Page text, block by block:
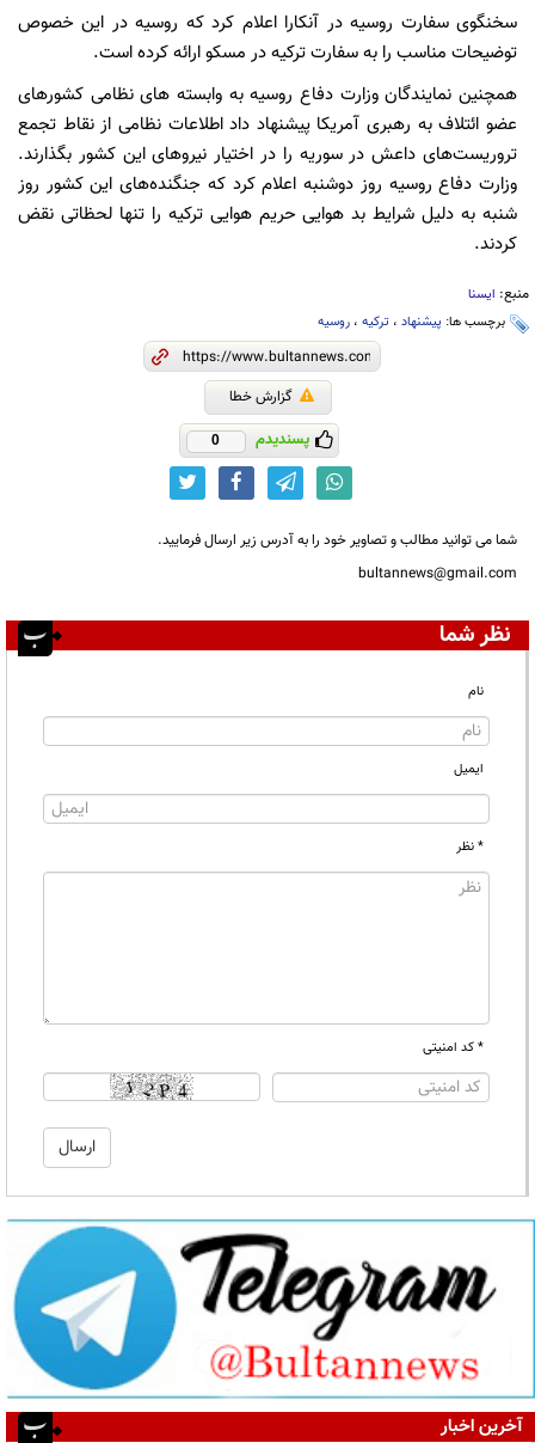
سخنگوی سفارت روسیه در آنکارا اعلام کرد که روسیه در این خصوص
توضیحات مناسب را به سفارت ترکیه در مسکو ارائه کرده است.
همچنین نمایندگان وزارت دفاع روسیه به وابسته های نظامی کشورهای
عضو ائتلاف به رهبری آمریکا پیشنهاد داد اطلاعات نظامی از نقاط تجمع
تروریست‌های داعش در سوریه را در اختیار نیروهای این کشور بگذارند.
وزارت دفاع روسیه روز دوشنبه اعلام کرد که جنگنده‌های این کشور روز
شنبه به دلیل شرایط بد هوایی حریم هوایی ترکیه را تنها لحظاتی نقض
کردند.
منبع: ایسنا
برچسب ها: پیشنهاد ، ترکیه ، روسیه
گزارش خطا
پسندیدم 0
شما می توانید مطالب و تصاویر خود را به آدرس زیر ارسال فرمایید.
bultannews@gmail.com
نظر شما
نام
ایمیل
* نظر
* کد امنیتی
آخرین اخبار